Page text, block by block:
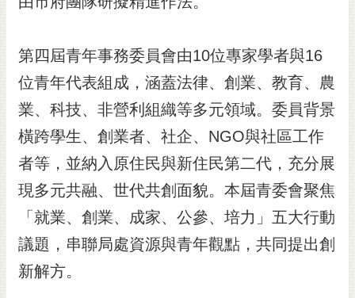
箱
English
日
本
語
隱
及
安
全
第四屆青年事務委員會由10位專家學者與16
位青年代表組成，涵蓋法律、創業、教育、農
業、科技、非營利組織等多元領域。委員背景
橫跨學生、創業者、社企、NGO與社區工作
者等，並納入原住民與新住民第二代，充分展
現多元共融、世代共創面貌。本屆青委會聚焦
「就業、創業、成家、公參、培力」五大行動
議題，串聯局處資源與青年觀點，共同提出創
新解方。